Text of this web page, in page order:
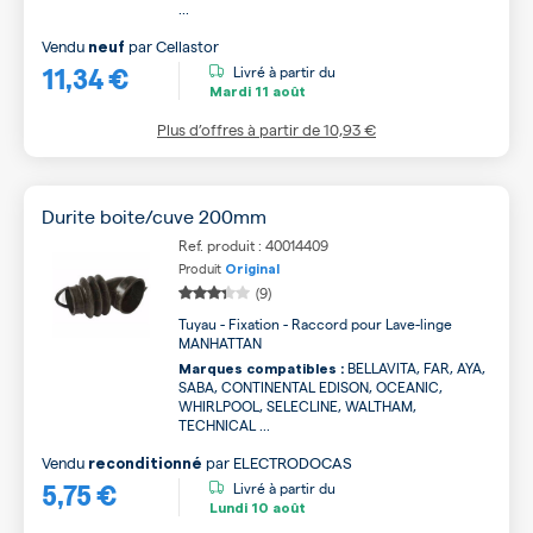
11,34 €
Vendu neuf parCellastor
Livré à partir du
Mardi 11 août
Plus d’offres à partir de10,93 €
Durite boite/cuve 200mm
Ref. produit : 40014409
Produit Original
(9)
Tuyau - Fixation - Raccord pour Lave-linge
MANHATTAN
Marques compatibles : BELLAVITA, FAR, AYA,
SABA, CONTINENTAL EDISON, OCEANIC,
WHIRLPOOL, SELECLINE, WALTHAM,
TECHNICAL ...
5,75 €
Vendu reconditionné par ELECTRODOCAS
Livré à partir du
Lundi 10 août